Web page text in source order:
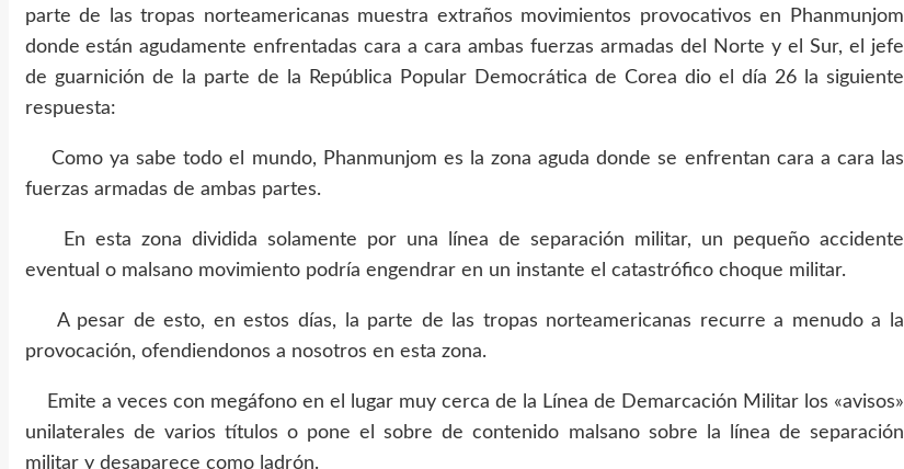
parte de las tropas norteamericanas muestra extraños movimientos provocativos en Phanmunjom
donde están agudamente enfrentadas cara a cara ambas fuerzas armadas del Norte y el Sur, el jefe
de guarnición de la parte de la República Popular Democrática de Corea dio el día 26 la siguiente
respuesta:
Como ya sabe todo el mundo, Phanmunjom es la zona aguda donde se enfrentan cara a cara las
fuerzas armadas de ambas partes.
En esta zona dividida solamente por una línea de separación militar, un pequeño accidente
eventual o malsano movimiento podría engendrar en un instante el catastrófico choque militar.
A pesar de esto, en estos días, la parte de las tropas norteamericanas recurre a menudo a la
provocación, ofendiendonos a nosotros en esta zona.
Emite a veces con megáfono en el lugar muy cerca de la Línea de Demarcación Militar los «avisos»
unilaterales de varios títulos o pone el sobre de contenido malsano sobre la línea de separación
militar y desaparece como ladrón.